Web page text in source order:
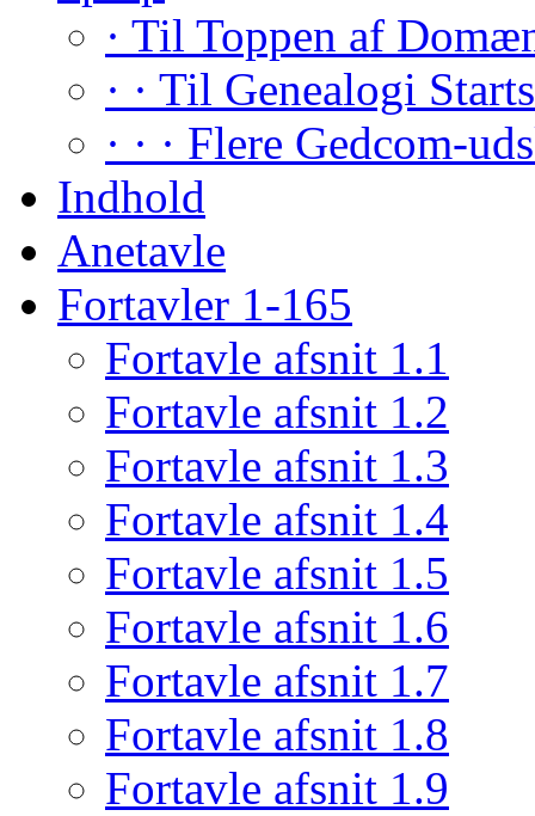
· Til Toppen af
· · Til Genealogi
· · · Flere Gedcom-
Indhold
Anetavle
Fortavler 1-165
Fortavle afsnit 1.1
Fortavle afsnit 1.2
Fortavle afsnit 1.3
Fortavle afsnit 1.4
Fortavle afsnit 1.5
Fortavle afsnit 1.6
Fortavle afsnit 1.7
Fortavle afsnit 1.8
Fortavle afsnit 1.9